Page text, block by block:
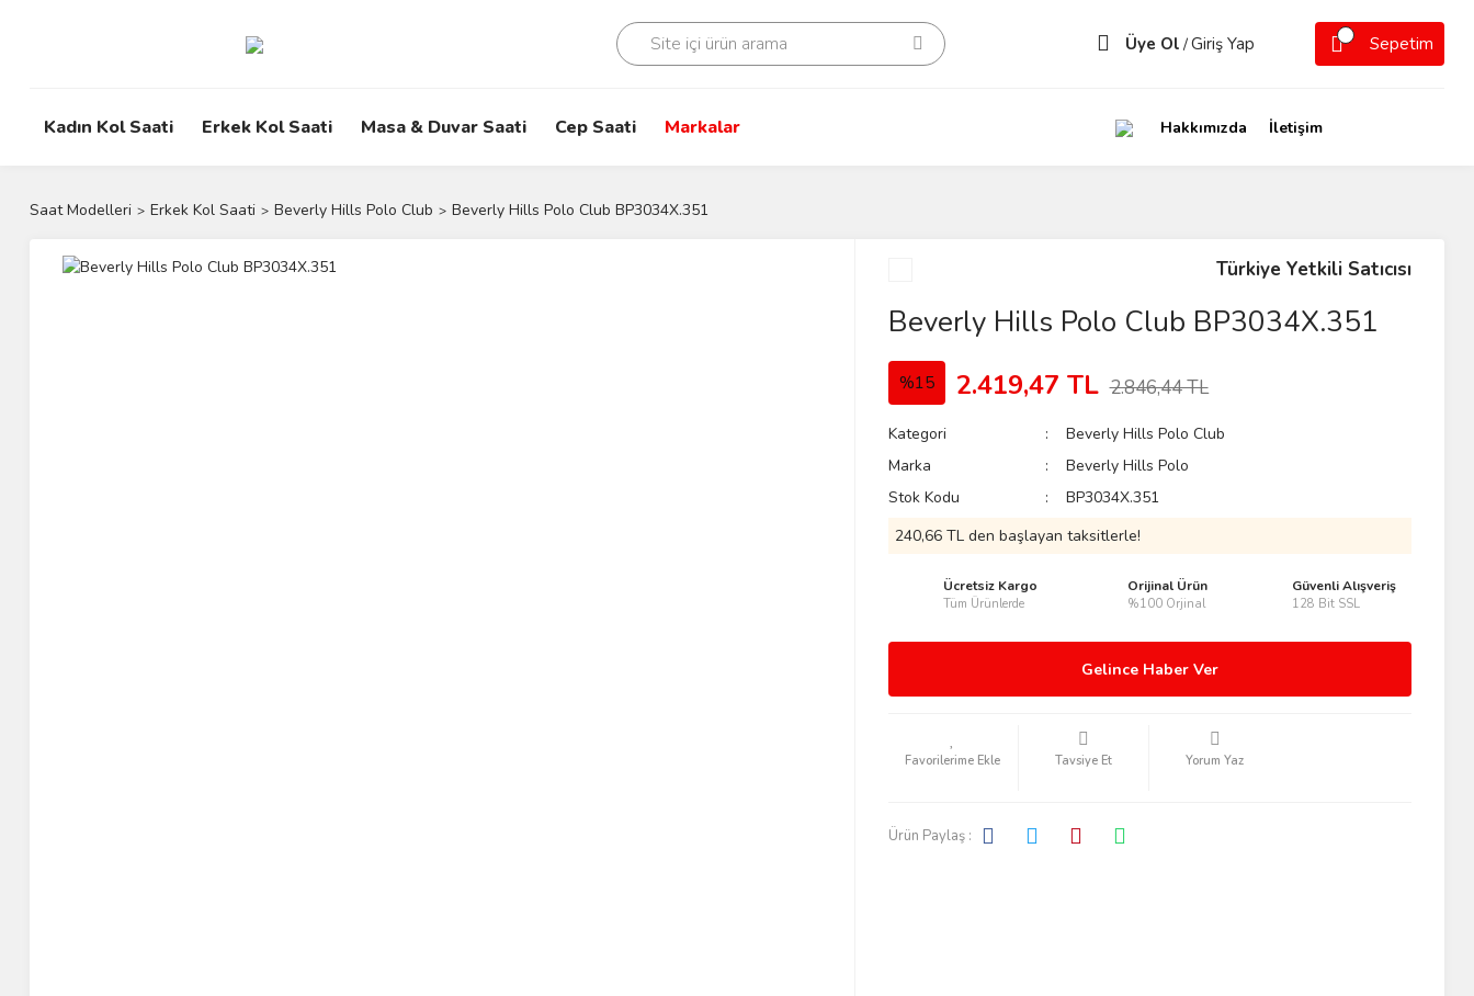
Üye Ol /Giriş Yap Sepetim
Kadın Kol Saati Erkek Kol Saati Masa & Duvar Saati Cep Saati Markalar Hakkımızda İletişim
Saat Modelleri Erkek Kol Saati Beverly Hills Polo Club Beverly Hills Polo Club BP3034X.351
Türkiye Yetkili Satıcısı
Beverly Hills Polo Club BP3034X.351
%15 2.419,47 TL 2.846,44 TL
Kategori
Beverly Hills Polo Club
Marka
Beverly Hills Polo
Stok Kodu
BP3034X.351
240,66 TL den başlayan taksitlerle!
Ücretsiz Kargo
Tüm Ürünlerde
Orijinal Ürün
%100 Orjinal
Güvenli Alışveriş
128 Bit SSL
Gelince Haber Ver
Tavsiye Et Yorum Yaz
Ürün Paylaş :